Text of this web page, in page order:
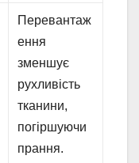
Перевантаж
ення
зменшує
рухливість
тканини,
погіршуючи
прання.